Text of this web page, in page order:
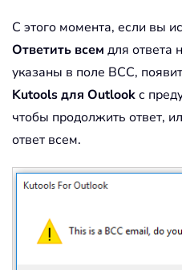
С этого момента, если вы
Ответить всем для ответа
указаны в поле BCC,
Kutools для Outlookс
чтобы продолжить ответ,
ответ всем.